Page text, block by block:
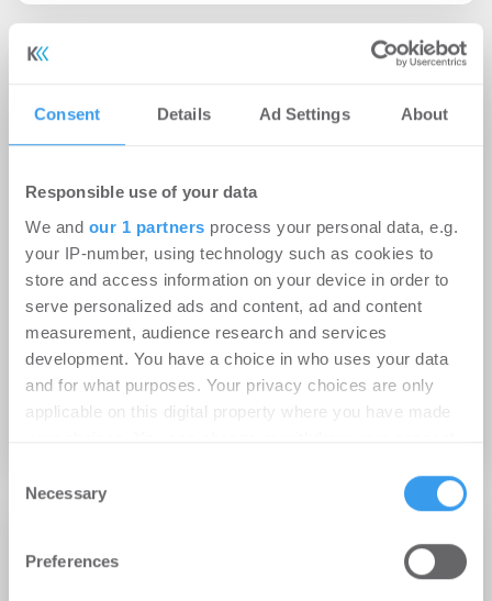
Consent Details Ad Settings About
Responsible use of your data
We and our 1 partners process your personal data, e.g.
your IP-number, using technology such as cookies to
store and access information on your device in order to
serve personalized ads and content, ad and content
measurement, audience research and services
development. You have a choice in who uses your data
and for what purposes. Your privacy choices are only
applicable on this digital property where you have made
the Privacy trigger icon.
Find out more about how your personal data is processed
and set your preferences in the
Selection
Necessary
Preferences
07.02.2019
Shopping Center und Fachmarktzentren
nähern sich bei Rendite an